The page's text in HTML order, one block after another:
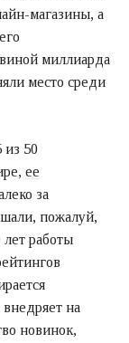
магазины, а
миллиарда
место среди
из 50
ее
за
пожалуй,
работы
на
новинок,